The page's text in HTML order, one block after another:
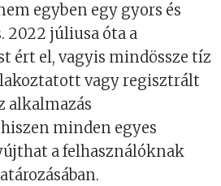
egyben egy gyors és
2022 júliusa óta a
ért el, vagyis mindössze tíz
vagy regisztrált
alkalmazás
minden egyes
a felhasználóknak